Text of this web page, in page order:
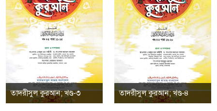
তাদরীসুল কুরআন; খণ্ড-৩ তাদরীসুল কুরআন; খণ্ড-৪